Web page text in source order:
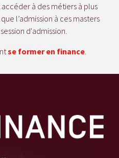
à des métiers à plus
l’admission à ces masters
d'admission.
se former en finance